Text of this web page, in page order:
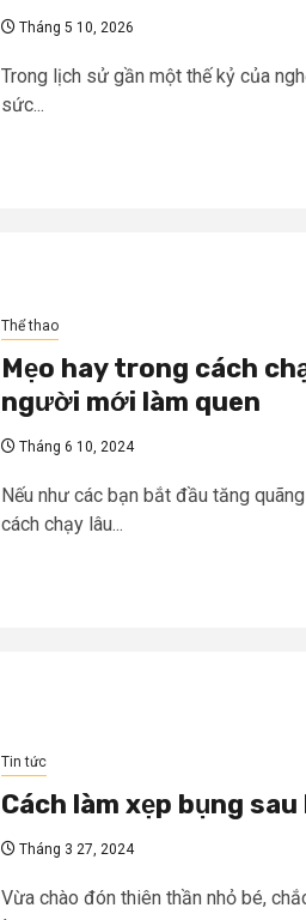
Tháng 5 10, 2026
Trong lịch sử gần một thế kỷ của
sức...
Thể thao
Mẹo hay trong cách
người mới làm quen
Tháng 6 10, 2024
Nếu như các bạn bắt đầu tăng
cách chạy lâu...
Tin tức
Cách làm xẹp bụng
Tháng 3 27, 2024
Vừa chào đón thiên thần nhỏ bé,